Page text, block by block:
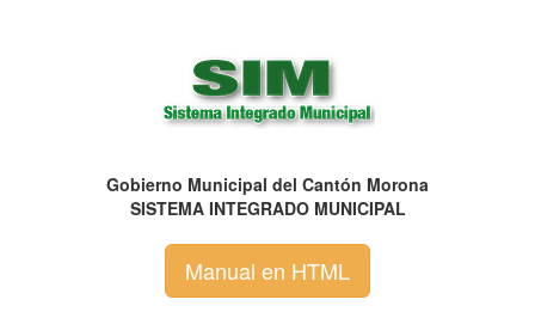
Gobierno Municipal del Cantón Morona
SISTEMA INTEGRADO MUNICIPAL
Manual en HTML